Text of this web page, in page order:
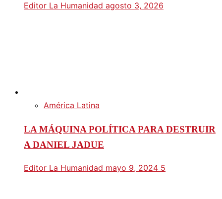
Editor La Humanidad agosto 3, 2026
América Latina
LA MÁQUINA POLÍTICA PARA DESTRUIR
A DANIEL JADUE
Editor La Humanidad mayo 9, 2024 5